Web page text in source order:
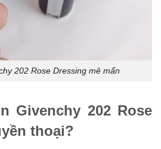
202 Rose Dressing mê mẩn
Givenchy 202 Rose
thoại?